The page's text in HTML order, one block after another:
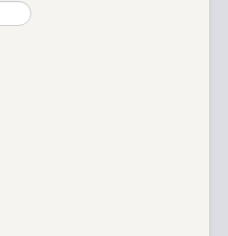
Μουσείο